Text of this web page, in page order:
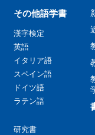
その他語学書
漢字検定
英語
イタリア語
スペイン語
ドイツ語
ラテン語
研究書